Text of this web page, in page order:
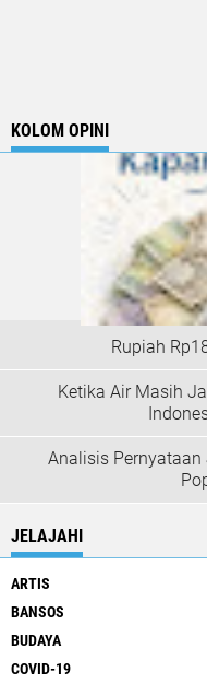
KOLOM OPINI
Rupiah
Ketika Air Masih
Analisis Pernyataan
JELAJAHI
ARTIS
BANSOS
BUDAYA
COVID-19